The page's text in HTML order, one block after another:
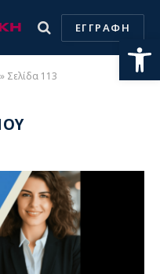
ΕΓΓΡΑΦΗ
» Σελίδα 113